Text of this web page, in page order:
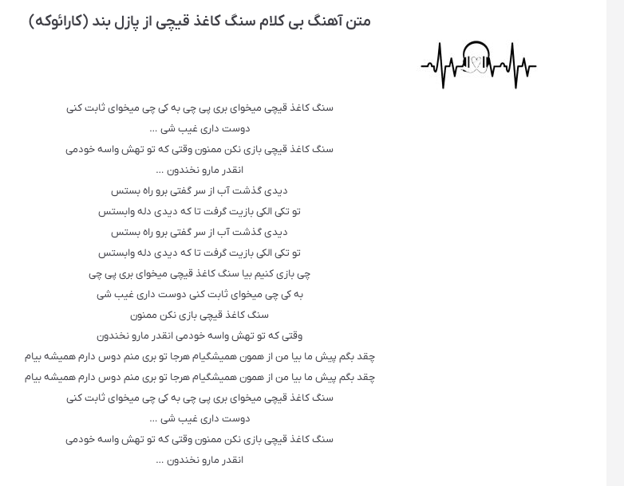
متن آهنگ بی کلام سنگ کاغذ قیچی از پازل بند (کارائوکه)
سنگ کاغذ قیچی میخوای بری پی چی به کی چی میخوای ثابت کنی
دوست داری غیب شی …
سنگ کاغذ قیچی بازی نکن ممنون وقتی که تو تهش واسه خودمی
انقدر مارو نخندون …
دیدی گذشت آب از سر گفتی برو راه بستس
تو تکی الکی بازیت گرفت تا که دیدی دله وابستس
دیدی گذشت آب از سر گفتی برو راه بستس
تو تکی الکی بازیت گرفت تا که دیدی دله وابستس
چی بازی کنیم بیا سنگ کاغذ قیچی میخوای بری پی چی
به کی چی میخوای ثابت کنی دوست داری غیب شی
سنگ کاغذ قیچی بازی نکن ممنون
وقتی که تو تهش واسه خودمی انقدر مارو نخندون
چقد بگم پیش ما بیا من از همون همیشگیام هرجا تو بری منم دوس دارم همیشه بیام
چقد بگم پیش ما بیا من از همون همیشگیام هرجا تو بری منم دوس دارم همیشه بیام
سنگ کاغذ قیچی میخوای بری پی چی به کی چی میخوای ثابت کنی
دوست داری غیب شی …
سنگ کاغذ قیچی بازی نکن ممنون وقتی که تو تهش واسه خودمی
انقدر مارو نخندون …